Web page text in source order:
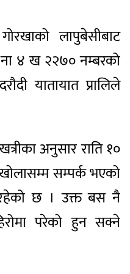
लापुबेसीबाट
४ ख २२७० नम्बरको
यातायात प्रालिले
अनुसार राति १०
सम्पर्क भएको
रहेको छ । उक्त बस नै
परेको हुन सक्ने